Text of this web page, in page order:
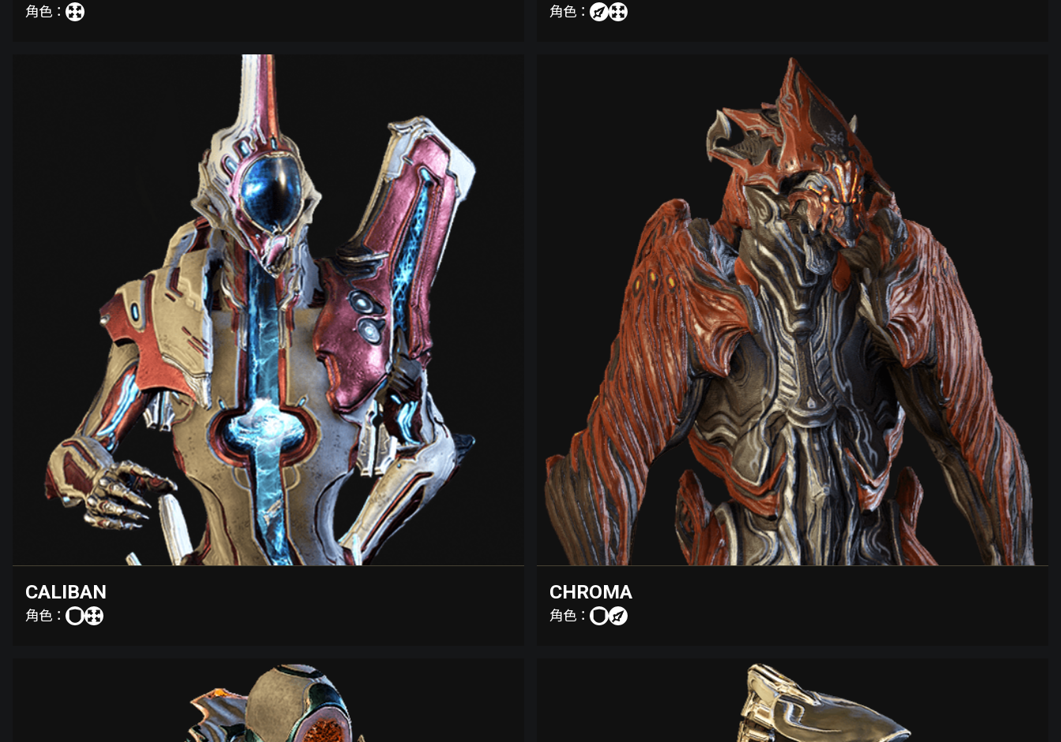
角色： 角色：
CALIBAN
角色：
CHROMA
角色：